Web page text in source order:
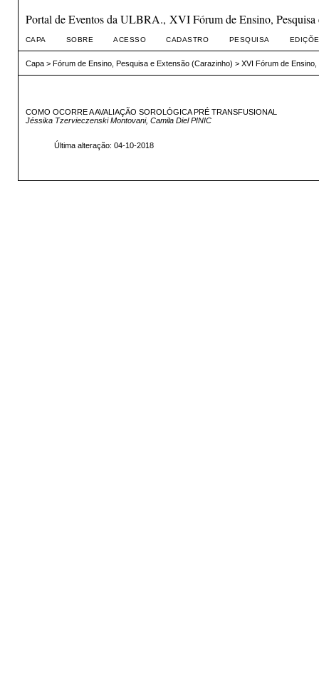
Portal de Eventos da ULBRA., XVI Fórum de Ensino, Pesquisa
CAPA SOBRE ACESSO CADASTRO PESQUISA
Capa> Fórum de Ensino, Pesquisa e Extensão (Carazinho) > XVI Fórum de
COMO OCORRE A AVALIAÇÃO SOROLÓGICA PRÉ TRANSFUSIONAL
Jéssika Tzervieczenski Montovani, Camila Diel PINIC
Última alteração: 04-10-2018